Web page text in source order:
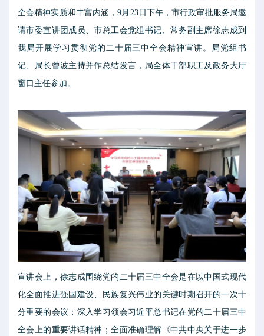
全会精神实质和丰富内涵，9月23日下午，市行政审批服务局邀
请市委宣讲团成员、市总工会党组书记、常务副主席徐志成到
我局开展学习贯彻党的二十届三中全会精神宣讲。局党组书
记、局长曾波主持并作总结发言，局全体干部职工及政务大厅
窗口主任参加。
宣讲会上，徐志成围绕党的二十届三中全会是在以中国式现代
化全面推进强国建设、民族复兴伟业的关键时期召开的一次十
分重要的会议；深入学习领会习近平总书记在党的二十届三中
全会上的重要讲话精神；全面准确理解《中共中央关于进一步